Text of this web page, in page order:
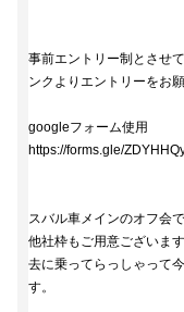
事前エントリー制とさせ
ンクよりエントリーをお
googleフォーム使用
https://forms.gle/
スバル車メインのオフ会
他社枠もご用意ございま
去に乗ってらっしゃって
す。